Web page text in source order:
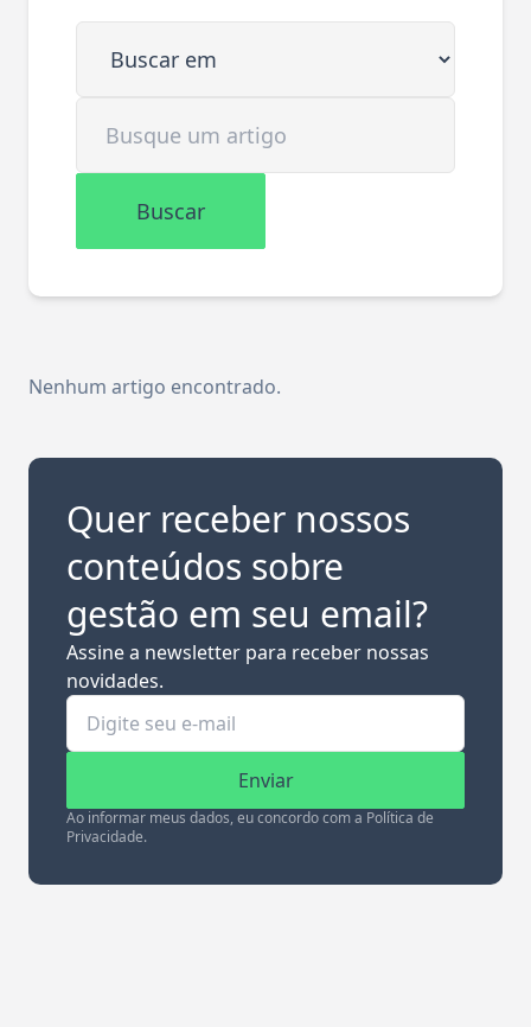
Buscar
Nenhum artigo encontrado.
Quer receber nossos
conteúdos sobre
gestão em seu email?
Assine a newsletter para receber nossas
novidades.
Enviar
Ao informar meus dados, eu concordo com a Política de
Privacidade.